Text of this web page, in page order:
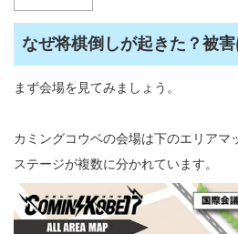
なぜ将棋倒しが起きた？被害
まず会場を見てみましょう。
カミングコウベの会場は下のエリアマ
ステージが複数に分かれています。